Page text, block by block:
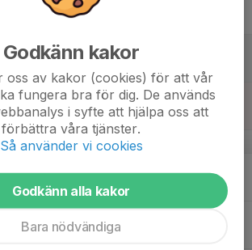
v.20
Godkänn kakor
oss av kakor (cookies) för att vår
fungera bra för dig. De används
i syfte att hjälpa oss att
förbättra våra tjänster.
Så använder vi cookies
Godkänn alla kakor
Bara nödvändiga